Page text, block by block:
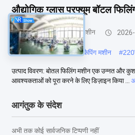
औद्योगिक ग्लास परफ्यूम बॉटल
मोनोब्लॉक भरने और कैपिंग मशीन
#पीएलसी मोनोब्लॉक भरने और कैपिंग मशीन #
उत्पाद विवरण: बोतल फिलिंग मशीन एक उन्नत और
आवश्यकताओं को पूरा करने के लिए डिज़ाइन किया ...
आगंतुक के संदेश
अभी तक कोई सार्वजनिक टिप्पणी नहीं